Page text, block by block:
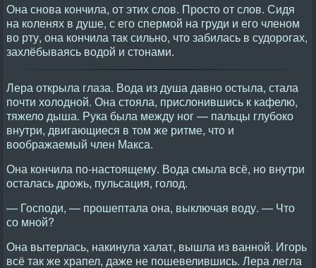
Она снова кончила, от этих слов. Просто от слов. Сидя
на коленях в душе, с его спермой на груди и его членом
во рту, она кончила так сильно, что забилась в судорогах,
захлёбываясь водой и стонами.
Лера открыла глаза. Вода из душа давно остыла, стала
почти холодной. Она стояла, прислонившись к кафелю,
тяжело дыша. Рука была между ног — пальцы глубоко
внутри, двигающиеся в том же ритме, что и
воображаемый член Макса.
Она кончила по-настоящему. Вода смыла всё, но внутри
осталась дрожь, пульсация, голод.
— Господи, — прошептала она, выключая воду. — Что
со мной?
Она вытерлась, накинула халат, вышла из ванной. Игорь
всё так же храпел, даже не пошевелившись. Лера легла